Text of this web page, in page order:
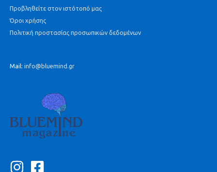
Προβληθείτε στον ιστότοπό μας
Όροι χρήσης
Πολιτική προστασίας προσωπικών δεδομένων
Mail: info@bluemind.gr